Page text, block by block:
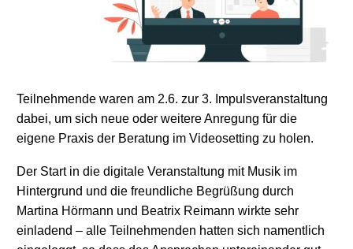
Teilnehmende waren am 2.6. zur 3. Impulsveranstaltung
dabei, um sich neue oder weitere Anregung für die
eigene Praxis der Beratung im Videosetting zu holen.
Der Start in die digitale Veranstaltung mit Musik im
Hintergrund und die freundliche Begrüßung durch
Martina Hörmann und Beatrix Reimann wirkte sehr
einladend – alle Teilnehmenden hatten sich namentlich